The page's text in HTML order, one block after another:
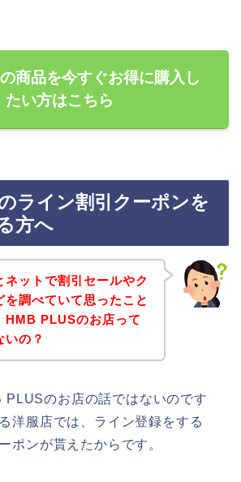
商品を今すぐお得に購入し
たい方はこちら
ライン割引クーポンを
方へ
ネットで割引セールやク
を調べていて思ったこと
HMB PLUSのお店って
いの？
PLUSのお店の話ではないのです
洋服店では、ライン登録をする
ポンが貰えたからです。